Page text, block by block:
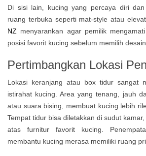
Di sisi lain, kucing yang percaya diri
ruang terbuka seperti mat-style atau
NZ menyarankan agar pemilik
posisi favorit kucing sebelum memilih desain.
Pertimbangkan Lokasi
Lokasi keranjang atau box tidur sangat
istirahat kucing. Area yang tenang, jauh
atau suara bising, membuat kucing lebih
Tempat tidur bisa diletakkan di sudut
atas furnitur favorit kucing.
membantu kucing merasa memiliki ruang